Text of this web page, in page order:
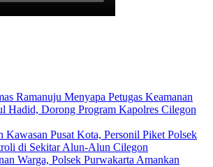
Ramanuju Menyapa Petugas Keamanan
Hadid, Dorong Program Kapolres Cilegon
Kawasan Pusat Kota, Personil Piket Polsek
di Sekitar Alun-Alun Cilegon
Warga, Polsek Purwakarta Amankan